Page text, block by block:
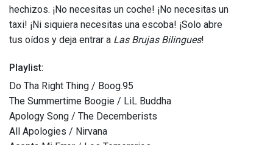
hechizos. ¡No necesitas un coche! ¡No necesitas un
taxi! ¡Ni siquiera necesitas una escoba! ¡Solo abre
tus oídos y deja entrar a Las Brujas Bilingues!
Playlist:
Do Tha Right Thing / Boog.95
The Summertime Boogie / LiL Buddha
Apology Song / The Decemberists
All Apologies / Nirvana